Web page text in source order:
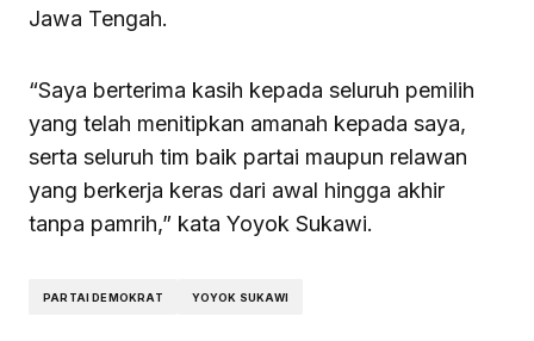
Jawa Tengah.
“Saya berterima kasih kepada seluruh pemilih
yang telah menitipkan amanah kepada saya,
serta seluruh tim baik partai maupun relawan
yang berkerja keras dari awal hingga akhir
tanpa pamrih,” kata Yoyok Sukawi.
PARTAI DEMOKRAT YOYOK SUKAWI